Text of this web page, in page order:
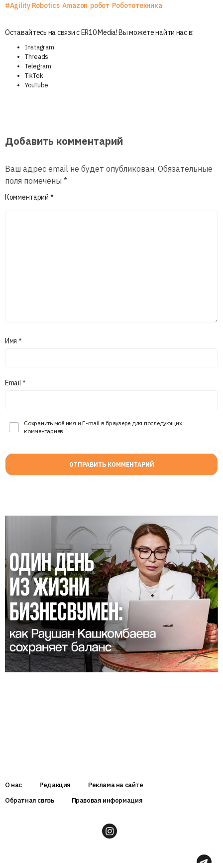
#Agility Robotics Amazon робот Робототехника
Оставайтесь на связи с ER10 Media! Вы можете найти нас в:
Instagram
Threads
Telegram
TikTok
YouTube
Добавить комментарий
Ваш адрес email не будет опубликован. Обязательные
поля помечены *
Комментарий *
Имя *
Email*
Сохранить моё имя и E-mail в браузере для последующих
комментариев
О нас Редакция
Реклама на сайте
Обратная связь
Правовая информация